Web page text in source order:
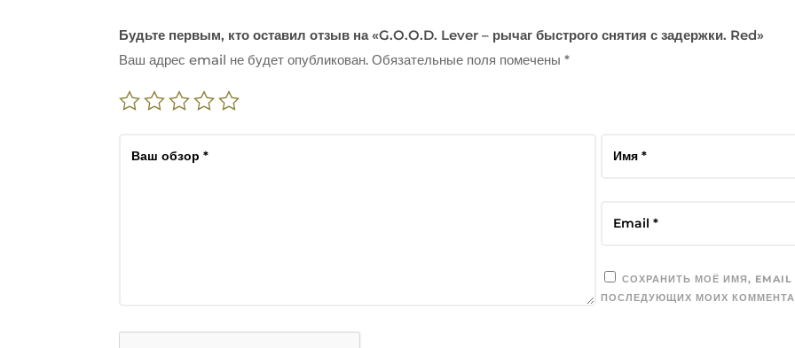
Будьте первым, кто оставил отзыв на «G.O.O.D. Lever – рычаг быстрого снятия с задержки. Red»
Ваш адрес email не будет опубликован. Обязательные поля помечены*
СОХРАНИТЬ МОЁ ИМЯ,
ПОСЛЕДУЮЩИХ МОИХ